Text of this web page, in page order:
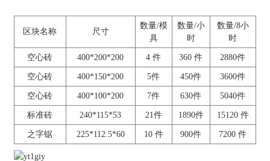
区块名称 尺寸
数量/模
具
数量/小
时
数量/8小
时
空心砖 400*200*200 4 件 360 件 2880件
空心砖 400*150*200 5件 450件 3600件
空心砖 400*100*200 7件 630件 5040件
标准砖 240*115*53 21件 1890件 15120 件
之字锯 225*112.5*60 10 件 900件 7200 件